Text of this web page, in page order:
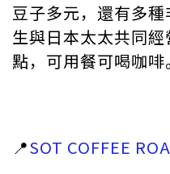
豆子多元，還有多
生與日本太太共同
點，可用餐可喝咖啡。
📍SOT COFFEE